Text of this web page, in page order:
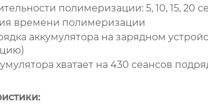
полимеризации: 5, 10, 15, 20
времени полимеризации
аккумулятора на зарядном
хватает на 430 сеансов